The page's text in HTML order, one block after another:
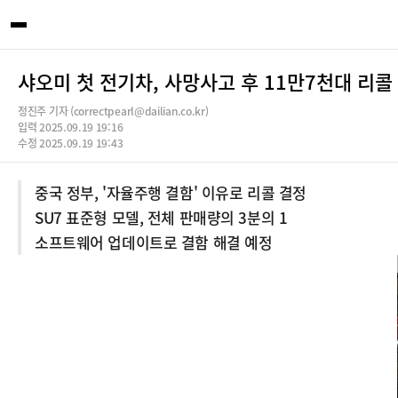
샤오미 첫 전기차, 사망사고 후 11만7천대 리콜
정진주 기자 (correctpearl@dailian.co.kr)
입력 2025.09.19 19:16
수정 2025.09.19 19:43
중국 정부, '자율주행 결함' 이유로 리콜 결정
SU7 표준형 모델, 전체 판매량의 3분의 1
소프트웨어 업데이트로 결함 해결 예정